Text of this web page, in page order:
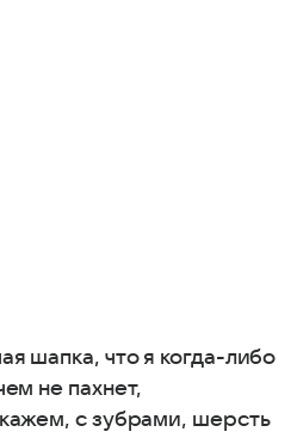
шапка, что я когда-либо
не пахнет,
с зубрами, шерсть